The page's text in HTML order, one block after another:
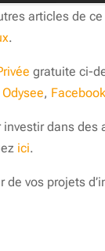
articles de
.
gratuite ci-
Odysee,
investir dans
ici.
de vos projets